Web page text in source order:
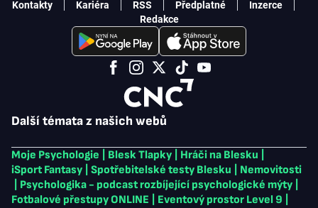
Další témata z našich webů
Moje Psychologie Blesk Tlapky Hráči na Blesku
iSport Fantasy
Spotřebitelské testy Blesku
Nemovitosti
Psychologika - podcast rozbíjející psychologické mýty
Fotbalové přestupy ONLINE
Eventový prostor Level 9
Kontakty Kariéra RSS Předplatné
Inzerce
Redakce